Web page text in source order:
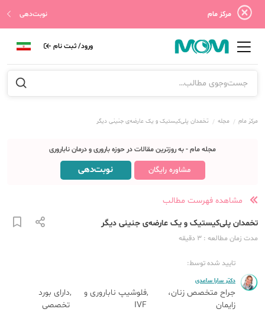
مرکز مام نوبت‌دهی
ورود/ ثبت نام
مرکز مام مجله تخمدان پلی‌کیستیک و یک عارضه‌ی جنینی دیگر
مجله مام - به روزترین مقالات در حوزه باروری و درمان ناباروری
مشاوره رایگان نوبت‌دهی
مشاهده فهرست مطالب
تخمدان پلی‌کیستیک و یک عارضه‌ی جنینی دیگر
مدت زمان مطالعه : 3 دقیقه
تایید شده توسط:
دکتر سارا ساعدی
جراح متخصص زنان،
زایمان
فلوشیپ ناباروری و
IVF
دارای بورد
تخصصی